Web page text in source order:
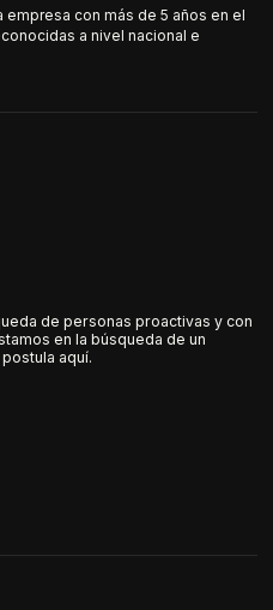
empresa con más de 5 años en el
a nivel nacional e
de personas proactivas y con
en la búsqueda de un
aquí.